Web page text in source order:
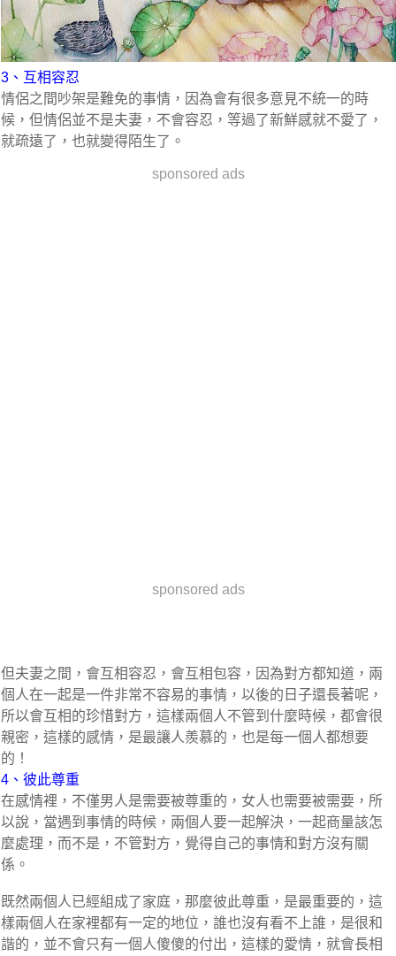
3、互相容忍
情侶之間吵架是難免的事情，因為會有很多意見不統一的時
候，但情侶並不是夫妻，不會容忍，等過了新鮮感就不愛了，
就疏遠了，也就變得陌生了。
sponsored ads
sponsored ads
但夫妻之間，會互相容忍，會互相包容，因為對方都知道，兩
個人在一起是一件非常不容易的事情，以後的日子還長著呢，
所以會互相的珍惜對方，這樣兩個人不管到什麼時候，都會很
親密，這樣的感情，是最讓人羨慕的，也是每一個人都想要
的！
4、彼此尊重
在感情裡，不僅男人是需要被尊重的，女人也需要被需要，所
以說，當遇到事情的時候，兩個人要一起解決，一起商量該怎
麼處理，而不是，不管對方，覺得自己的事情和對方沒有關
係。
既然兩個人已經組成了家庭，那麼彼此尊重，是最重要的，這
樣兩個人在家裡都有一定的地位，誰也沒有看不上誰，是很和
諧的，並不會只有一個人傻傻的付出，這樣的愛情，就會長相